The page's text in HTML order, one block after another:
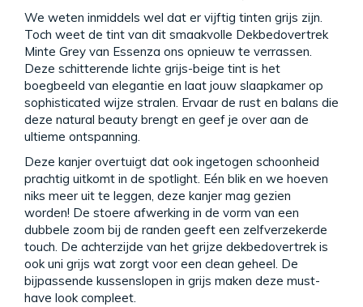
We weten inmiddels wel dat er vijftig tinten grijs zijn.
Toch weet de tint van dit smaakvolle Dekbedovertrek
Minte Grey van Essenza ons opnieuw te verrassen.
Deze schitterende lichte grijs-beige tint is het
boegbeeld van elegantie en laat jouw slaapkamer op
sophisticated wijze stralen. Ervaar de rust en balans die
deze natural beauty brengt en geef je over aan de
ultieme ontspanning.
Deze kanjer overtuigt dat ook ingetogen schoonheid
prachtig uitkomt in de spotlight. Eén blik en we hoeven
niks meer uit te leggen, deze kanjer mag gezien
worden! De stoere afwerking in de vorm van een
dubbele zoom bij de randen geeft een zelfverzekerde
touch. De achterzijde van het grijze dekbedovertrek is
ook uni grijs wat zorgt voor een clean geheel. De
bijpassende kussenslopen in grijs maken deze must-
have look compleet.